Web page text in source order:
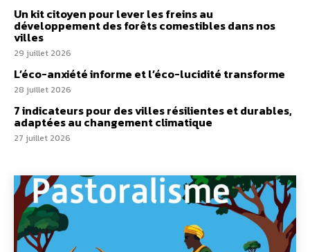
Un kit citoyen pour lever les freins au
développement des forêts comestibles dans nos
villes
29 juillet 2026
L’éco-anxiété informe et l’éco-lucidité transforme
28 juillet 2026
7 indicateurs pour des villes résilientes et durables,
adaptées au changement climatique
27 juillet 2026